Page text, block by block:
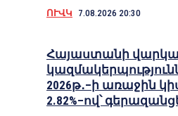
ՈՒՎԿ 7.08.2026 20:30
Հայաստանի
2026թ․–ի առաջին
2.82%–ով՝